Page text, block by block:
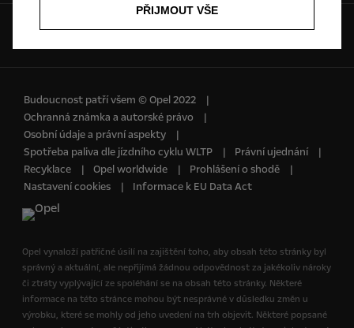
Sociální sítě:
Budoucnost patří všem © Opel 2022
Ochranná známka a autorské právo
Osobní údaje a právní aspekty
Spotřeba paliva dle jízdního cyklu WLTP
Právní ujednání
Recyklace
Opel worldwide
Prohlášení o shodě
Nastavení cookies
Informace k EU Data Act
Opel vynaloží patřičné úsilí na zajištění toho, aby obsah této stránky byl
správný a aktuální, ale nepřijímá žádnou odpovědnost za jakékoliv nároky
či ztráty vyplývající ze spoléhání se na obsah této stránky. Některé
informace na této stránce mohou být nesprávné v důsledku změn u
výrobku, které se mohly od jeho uvedení na trh objevit. Některé popsané
PŘIJMOUT VŠE